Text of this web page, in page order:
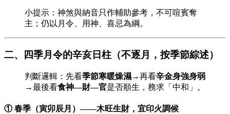
小提示：神煞與納音只作輔助參考，不可喧賓奪
主；仍以月令、用神、喜忌為綱。
二、四季月令的辛亥日柱（不逐月，按季節綜述）
判斷邏輯：先看季節寒暖燥濕→再看辛金身強身弱
→最後看食神—財—官是否順生，務求「中和」。
① 春季（寅卯辰月）——木旺生財，宜印火調候